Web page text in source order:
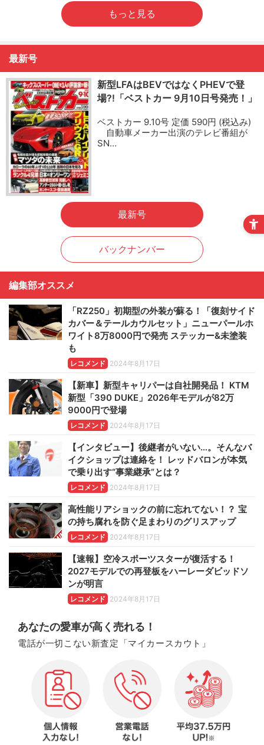
もっと見る
最新号
新型LFAはBEVではなくPHEVで登
場?!「ベストカー 9月10日号発売！」
ベストカー 9.10号 定価 590円 (税込み)
自動車メーカー出演のテレビ番組が
SN…
最新号
バックナンバー
編集部オススメ
「RZ250」初期型の外装が蘇る！「復刻サイド
カバー＆テールカウルセット」ニューパールホ
ワイト8万8000円で発売 ステッカー&未塗装
も
レコメンド 2024年8月17日
【新車】新型キャリパーは自社開発品！ KTM
新型「390 DUKE」2026年モデルが82万
9000円で登場
レコメンド 2024年8月17日
【インタビュー】後継者がいない…。そんなバ
イクショップは連絡を！ レッドバロンが本気
で乗り出す“事業継承”とは？
レコメンド 2024年8月17日
高性能リアショックの前に忘れてない！？ 宝
の持ち腐れを防ぐ足まわりのグリスアップ
レコメンド 2024年8月17日
【速報】空冷スポーツスターが復活する！
2027モデルでの再登板をハーレーダビッドソ
ンが明言
レコメンド 2024年8月17日
あなたの愛車が高く売れる！
電話が一切こない新査定「マイカースカウト」